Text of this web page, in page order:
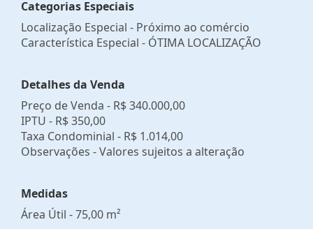
Categorias Especiais
Localização Especial - Próximo ao comércio
Característica Especial - ÓTIMA LOCALIZAÇÃO
Detalhes da Venda
Preço de Venda - R$ 340.000,00
IPTU - R$ 350,00
Taxa Condominial - R$ 1.014,00
Observações - Valores sujeitos a alteração
Medidas
Área Útil - 75,00 m²